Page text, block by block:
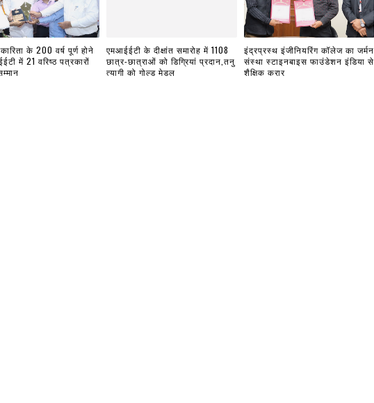
के 200 वर्ष पूर्ण होने
में 21 वरिष्ठ पत्रकारों
एमआईईटी के दीक्षांत समारोह में 1108
छात्र-छात्राओं को डिग्रियां प्रदान,तनु
त्यागी को गोल्ड मेडल
इंद्रप्रस्थ इंजीनियरिंग कॉलेज का जर्मन
संस्था स्टाइनबाइस फाउंडेशन इंडिया से
शैक्षिक करार